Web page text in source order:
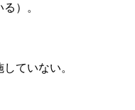
）。
ていない。